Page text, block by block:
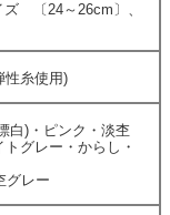
〔24～26cm〕、
性糸使用)
白)・ピンク・淡杢
グレー・からし・
グレー